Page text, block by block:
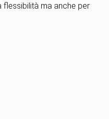
flessibilità ma anche per